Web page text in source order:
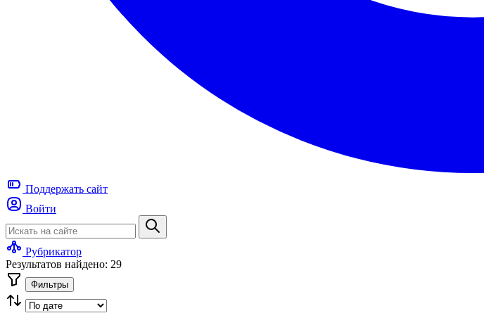
Поддержать сайт
Войти
Рубрикатор
Результатов найдено: 29
Фильтры